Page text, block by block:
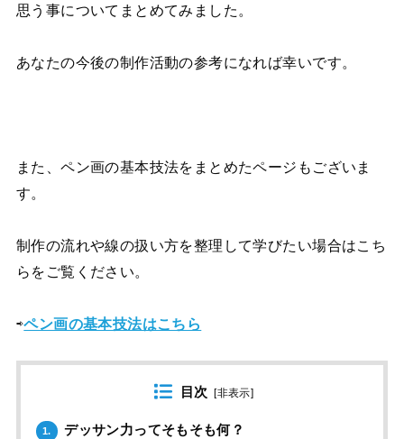
思う事についてまとめてみました。
あなたの今後の制作活動の参考になれば幸いです。
また、ペン画の基本技法をまとめたページもございま
す。
制作の流れや線の扱い方を整理して学びたい場合はこち
らをご覧ください。
⇨ペン画の基本技法はこちら
目次 [非表示]
1. デッサン力ってそもそも何？